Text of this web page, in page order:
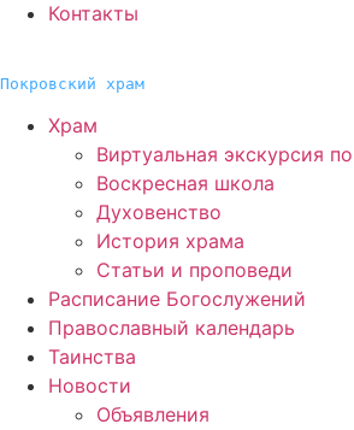
Контакты
Покровский храм
Храм
Виртуальная экскурсия
Воскресная школа
Духовенство
История храма
Статьи и проповеди
Расписание Богослужений
Православный календарь
Таинства
Новости
Объявления